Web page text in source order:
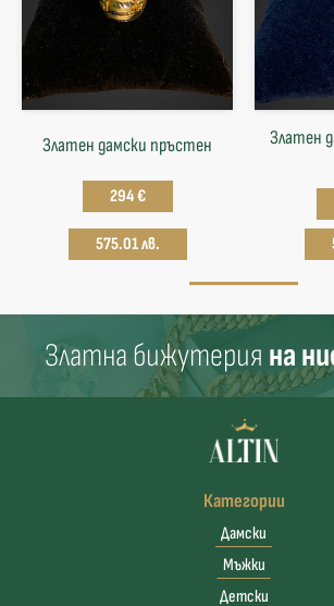
Златен дамски пръстен
294 €
575.01 лв.
Златен
Златна бижутерия на
Категории
Дамски
Мъжки
Детски